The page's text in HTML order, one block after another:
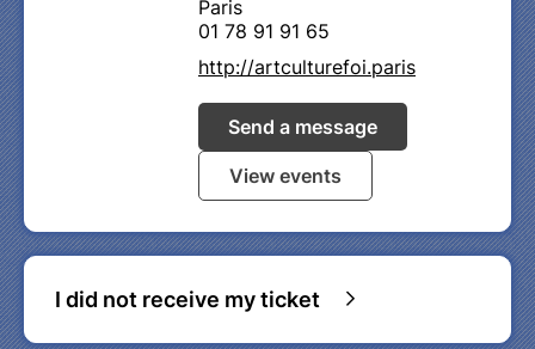
Paris
01 78 91 91 65
http://artculturefoi.paris
Send a message
View events
I did not receive my ticket